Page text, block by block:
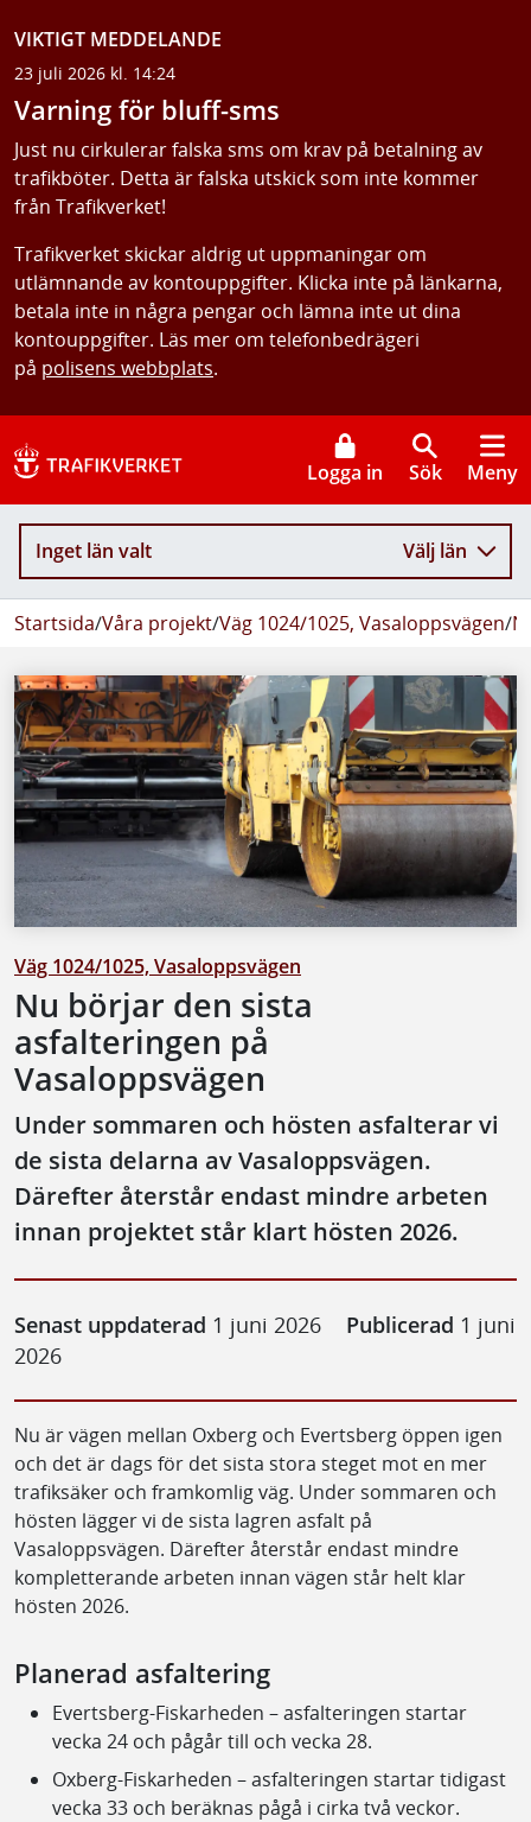
VIKTIGT MEDDELANDE
23 juli 2026 kl. 14:24
Varning för bluff-sms
Just nu cirkulerar falska sms om krav på betalning av
trafikböter. Detta är falska utskick som inte kommer
från Trafikverket!
Trafikverket skickar aldrig ut uppmaningar om
utlämnande av kontouppgifter. Klicka inte på länkarna,
betala inte in några pengar och lämna inte ut dina
kontouppgifter. Läs mer om telefonbedrägeri
på polisens webbplats.
Logga in Sök Meny
Inget län valt Välj län
Startsida/Våra projekt/Väg 1024/1025, Vasaloppsvägen/
Väg 1024/1025, Vasaloppsvägen
Nu börjar den sista
asfalteringen på
Vasaloppsvägen
Under sommaren och hösten asfalterar vi
de sista delarna av Vasaloppsvägen.
Därefter återstår endast mindre arbeten
innan projektet står klart hösten 2026.
Senast uppdaterad 1 juni 2026 Publicerad 1 juni
2026
Nu är vägen mellan Oxberg och Evertsberg öppen igen
och det är dags för det sista stora steget mot en mer
trafiksäker och framkomlig väg. Under sommaren och
hösten lägger vi de sista lagren asfalt på
Vasaloppsvägen. Därefter återstår endast mindre
kompletterande arbeten innan vägen står helt klar
hösten 2026.
Planerad asfaltering
Evertsberg-Fiskarheden – asfalteringen startar
vecka 24 och pågår till och vecka 28.
Oxberg-Fiskarheden – asfalteringen startar tidigast
vecka 33 och beräknas pågå i cirka två veckor.